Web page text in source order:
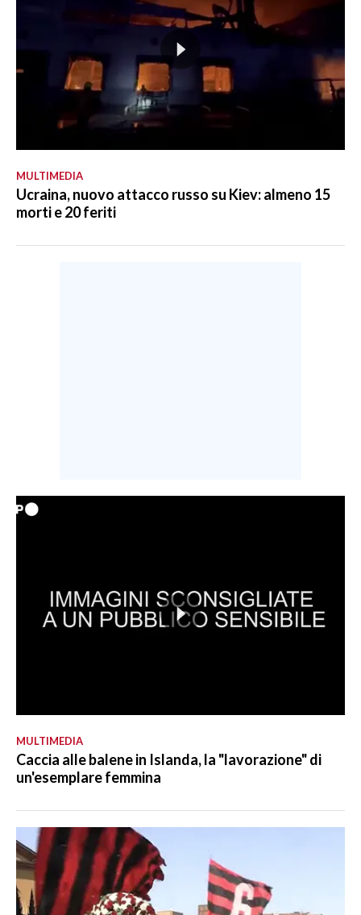
MULTIMEDIA
Ucraina, nuovo attacco russo su Kiev: almeno 15
morti e 20 feriti
MULTIMEDIA
Caccia alle balene in Islanda, la "lavorazione" di
un'esemplare femmina